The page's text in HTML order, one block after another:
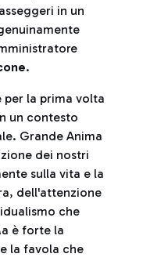
in un
.
per la prima volta
un contesto
Grande Anima
dei nostri
sulla vita e la
dell'attenzione
che
è forte la
la favola che